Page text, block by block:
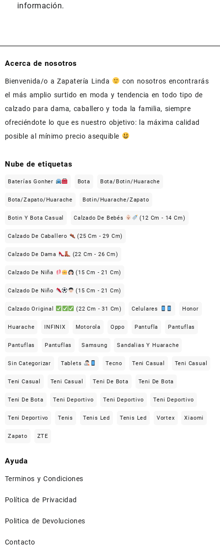
información.
Acerca de nosotros
Bienvenida/o a Zapatería Linda
con nosotros encontrarás
el más amplio surtido en moda y tendencia en todo tipo de
calzado para dama, caballero y toda la familia, siempre
ofreciéndote lo que es nuestro objetivo: la máxima calidad
posible al mínimo precio asequible
Nube de etiquetas
Baterías Gonher Bota Bota/Botin/Huarache
Bota/Zapato/Huarache Botin/Huarache/Zapato
Botin Y Bota Casual Calzado De Bebés (12 Cm - 14 Cm)
Calzado De Caballero (25 Cm - 29 Cm)
Calzado De Dama (22 Cm - 26 Cm)
Calzado De Niña (15 Cm - 21 Cm)
Calzado De Niño (15 Cm - 21 Cm)
Calzado Original (22 Cm - 31 Cm) Celulares Honor
Huarache INFINIX Motorola Oppo Pantufla Pantuflas
Pantuflas Pantuflas Samsung Sandalias Y Huarache
Sin Categorizar Tablets Tecno Teni Casual Teni Casual
Teni Casual Teni Casual Teni De Bota Teni De Bota
Teni De Bota Teni Deportivo Teni Deportivo Teni Deportivo
Teni Deportivo Tenis Tenis Led Tenis Led Vortex Xiaomi
Zapato ZTE
Ayuda
Terminos y Condiciones
Política de Privacidad
Politica de Devoluciones
Contacto